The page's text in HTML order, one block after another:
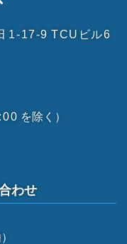
1-17-9 TCUビル6
を除く）
わせ